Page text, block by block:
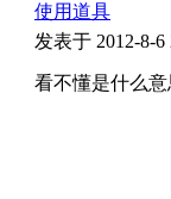
使用道具
发表于 2012-8-6
看不懂是什么意